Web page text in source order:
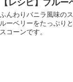
ふんわりバニラ風味の
ルーベリーをたっぷり
スコーンです。